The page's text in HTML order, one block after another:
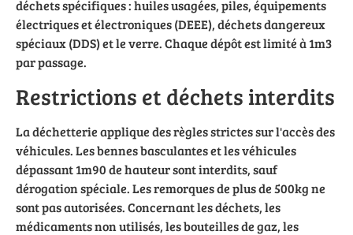
déchets spécifiques : huiles usagées, piles, équipements
électriques et électroniques (DEEE), déchets dangereux
spéciaux (DDS) et le verre. Chaque dépôt est limité à 1m3
par passage.
Restrictions et déchets interdits
La déchetterie applique des règles strictes sur l'accès des
véhicules. Les bennes basculantes et les véhicules
dépassant 1m90 de hauteur sont interdits, sauf
dérogation spéciale. Les remorques de plus de 500kg ne
sont pas autorisées. Concernant les déchets, les
médicaments non utilisés, les bouteilles de gaz, les